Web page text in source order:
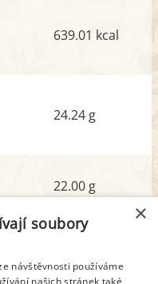
639.01 kcal
24.24 g
22.00 g
12.29 g
50.05 g
×
soubory
návštěvnosti používáme
našich stránek také